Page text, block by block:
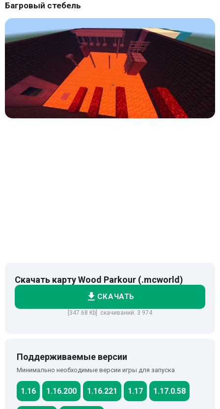
Багровый стебель
Скачать карту Wood Parkour (.mcworld)
СКАЧАТЬ
[347.68 Kb] скачиваний: 3 974
Поддерживаемые версии
Минимально необходимые версии игры для запуска
1.16 1.16.200 1.16.221 1.17 1.17.0.58